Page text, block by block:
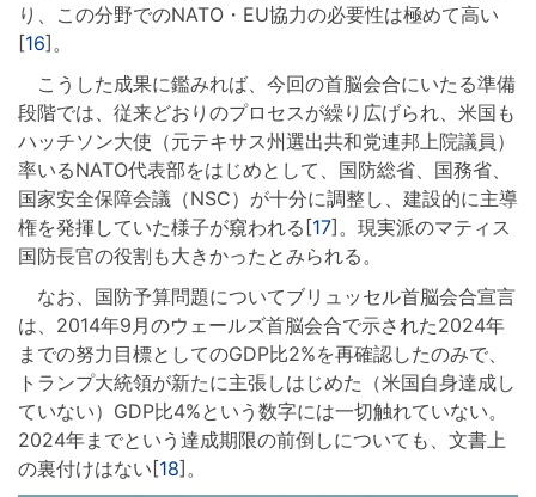
り、この分野でのNATO・EU協力の必要性は極めて高い
[16]。
こうした成果に鑑みれば、今回の首脳会合にいたる準備
段階では、従来どおりのプロセスが繰り広げられ、米国も
ハッチソン大使（元テキサス州選出共和党連邦上院議員）
率いるNATO代表部をはじめとして、国防総省、国務省、
国家安全保障会議（NSC）が十分に調整し、建設的に主導
権を発揮していた様子が窺われる[17]。現実派のマティス
国防長官の役割も大きかったとみられる。
なお、国防予算問題についてブリュッセル首脳会合宣言
は、2014年9月のウェールズ首脳会合で示された2024年
までの努力目標としてのGDP比2%を再確認したのみで、
トランプ大統領が新たに主張しはじめた（米国自身達成し
ていない）GDP比4%という数字には一切触れていない。
2024年までという達成期限の前倒しについても、文書上
の裏付けはない[18]。